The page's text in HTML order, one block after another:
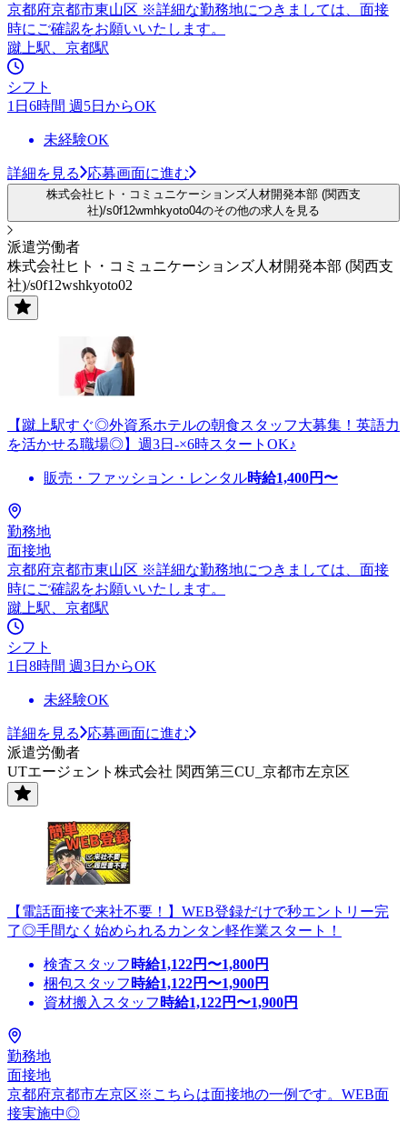
京都府京都市東山区 ※詳細な勤務地につきましては、面接
時にご確認をお願いいたします。
蹴上駅、京都駅
シフト
1日6時間 週5日からOK
未経験OK
詳細を見る 応募画面に進む
株式会社ヒト・コミュニケーションズ人材開発本部 (関西支
社)/s0f12wmhkyoto04のその他の求人を見る
派遣労働者
株式会社ヒト・コミュニケーションズ人材開発本部 (関西支
社)/s0f12wshkyoto02
【蹴上駅すぐ◎外資系ホテルの朝食スタッフ大募集！英語力
を活かせる職場◎】週3日-×6時スタートOK♪
販売・ファッション・レンタル時給1,400円〜
勤務地
面接地
京都府京都市東山区 ※詳細な勤務地につきましては、面接
時にご確認をお願いいたします。
蹴上駅、京都駅
シフト
1日8時間 週3日からOK
未経験OK
詳細を見る
応募画面に進む
派遣労働者
UTエージェント株式会社 関西第三CU_京都市左京区
【電話面接で来社不要！】WEB登録だけで秒エントリー完
了◎手間なく始められるカンタン軽作業スタート！
検査スタッフ 時給1,122円〜1,800円
梱包スタッフ 時給1,122円〜1,900円
資材搬入スタッフ 時給1,122円〜1,900円
勤務地
面接地
京都府京都市左京区※こちらは面接地の一例です。WEB面
接実施中◎